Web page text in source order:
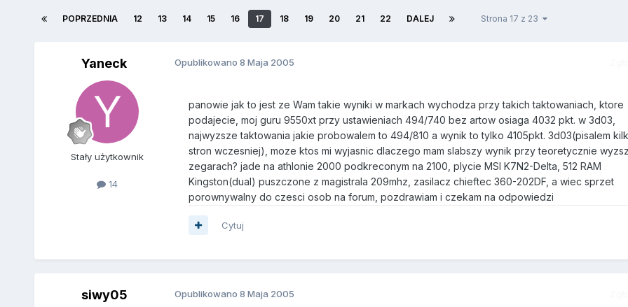
POPRZEDNIA 12 13 14 15 16 17 18 19 20 21 22 DALEJ Strona 17 z 23
Yaneck
Stały użytkownik
14
Opublikowano 8 Maja 2005
panowie jak to jest ze Wam takie wyniki w markach wychodza przy takich taktowaniach, ktore
podajecie, moj guru 9550xt przy ustawieniach 494/740 bez artow osiaga 4032 pkt. w 3d03,
najwyzsze taktowania jakie probowalem to 494/810 a wynik to tylko 4105pkt. 3d03(pisalem
stron wczesniej), moze ktos mi wyjasnic dlaczego mam slabszy wynik przy teoretycznie
zegarach? jade na athlonie 2000 podkreconym na 2100, plycie MSI K7N2-Delta, 512 RAM
Kingston(dual) puszczone z magistrala 209mhz, zasilacz chieftec 360-202DF, a wiec sprzet
porownywalny do czesci osob na forum, pozdrawiam i czekam na odpowiedzi
Cytuj
siwy05 Opublikowano 8 Maja 2005